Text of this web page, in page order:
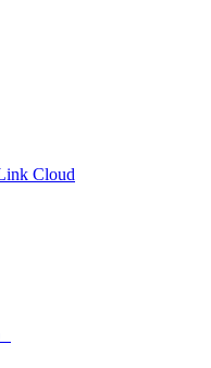
Cloud